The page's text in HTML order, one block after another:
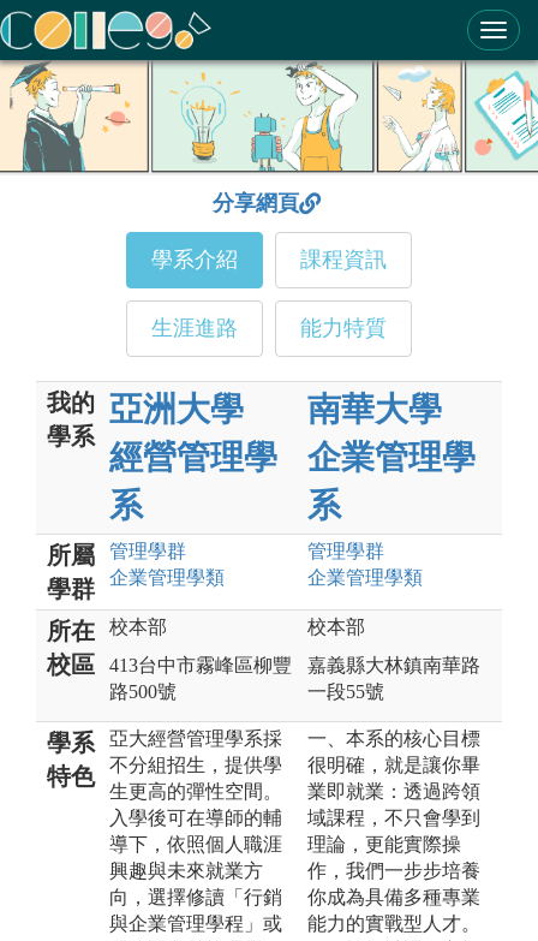
ColleGo! 大學選才與高中育才輔助系統
分享網頁
學系介紹 課程資訊
生涯進路 能力特質
我的
學系
亞洲大學
經營管理學
系
南華大學
企業管理學
系
所屬
學群
管理學群
企業管理學類
管理學群
企業管理學類
所在
校區
校本部
413台中市霧峰區柳豐
路500號
校本部
嘉義縣大林鎮南華路
一段55號
學系
特色
亞大經營管理學系採
不分組招生，提供學
生更高的彈性空間。
入學後可在導師的輔
導下，依照個人職涯
興趣與未來就業方
向，選擇修讀「行銷
與企業管理學程」或
一、本系的核心目標
很明確，就是讓你畢
業即就業：透過跨領
域課程，不只會學到
理論，更能實際操
作，我們一步步培養
你成為具備多種專業
能力的實戰型人才。